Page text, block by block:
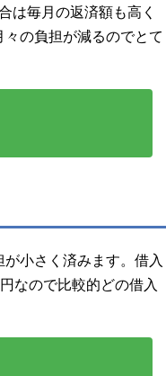
は毎月の返済額も高く
の負担が減るのでとて
小さく済みます。借入
なので比較的どの借入